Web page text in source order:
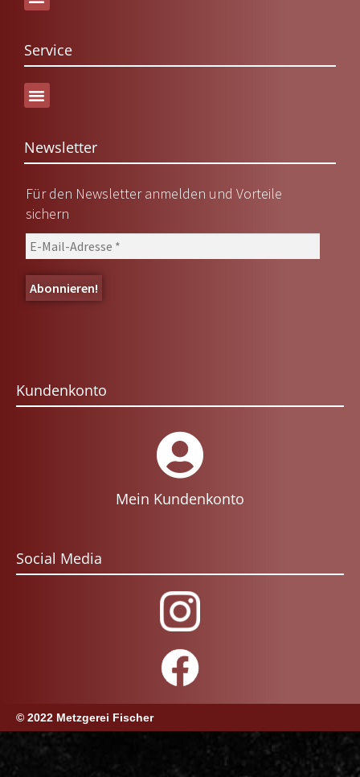
Service
Newsletter
Für den Newsletter anmelden und Vorteile
sichern
Kundenkonto
Mein Kundenkonto
Social Media
© 2022 Metzgerei Fischer